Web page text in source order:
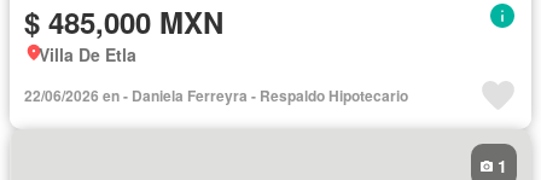
$ 485,000 MXN
Villa De Etla
22/06/2026 en - Daniela Ferreyra - Respaldo Hipotecario
1